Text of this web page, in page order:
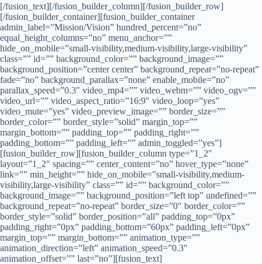
[/fusion_text][/fusion_builder_column][/fusion_builder_row]
[/fusion_builder_container][fusion_builder_container
admin_label=”Mission/Vision” hundred_percent=”no”
equal_height_columns=”no” menu_anchor=””
hide_on_mobile=”small-visibility,medium-visibility,large-visibility”
class=”” id=”” background_color=”” background_image=””
background_position=”center center” background_repeat=”no-repeat”
fade=”no” background_parallax=”none” enable_mobile=”no”
parallax_speed=”0.3″ video_mp4=”” video_webm=”” video_ogv=””
video_url=”” video_aspect_ratio=”16:9″ video_loop=”yes”
video_mute=”yes” video_preview_image=”” border_size=””
border_color=”” border_style=”solid” margin_top=””
margin_bottom=”” padding_top=”” padding_right=””
padding_bottom=”” padding_left=”” admin_toggled=”yes”]
[fusion_builder_row][fusion_builder_column type=”1_2″
layout=”1_2″ spacing=”” center_content=”no” hover_type=”none”
link=”” min_height=”” hide_on_mobile=”small-visibility,medium-
visibility,large-visibility” class=”” id=”” background_color=””
background_image=”” background_position=”left top” undefined=””
background_repeat=”no-repeat” border_size=”0″ border_color=””
border_style=”solid” border_position=”all” padding_top=”0px”
padding_right=”0px” padding_bottom=”60px” padding_left=”0px”
margin_top=”” margin_bottom=”” animation_type=””
animation_direction=”left” animation_speed=”0.3″
animation_offset=”” last=”no”][fusion_text]